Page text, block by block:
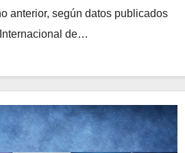
anterior, según datos publicados
de…